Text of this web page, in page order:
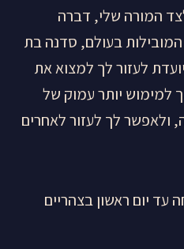
המורה שלי, דברה
בעולם, סדנה בת
לעזור לך למצוא את
למימוש יותר עמוק של
לך לעזור לאחרים
ב $100 הנחה עד יום ראשון בצהריים